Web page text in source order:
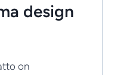
design
on